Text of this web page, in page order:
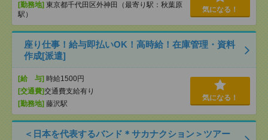
[勤務地] 東京都千代田区外神田（最寄り駅：秋葉原
駅）
気になる！
座り仕事！給与即払いOK！高時給！在庫管理・資料
作成[派遣]
[給 与] 時給1500円
[交通費]交通費支給有り
[勤務地] 藤沢駅
気になる！
＜日本を代表するバンド＊サカナクション＞ツアー